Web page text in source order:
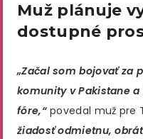
Muž plánuje
dostupné
„Začal som bojovať za
komunity v Pakistane
fóre,“povedal muž pre
žiadosť odmietnu,